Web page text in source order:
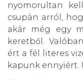
nyomorultan
csupán arról,
akár még egy
keretből.
ért a fél literes
kapunk ennyiért.